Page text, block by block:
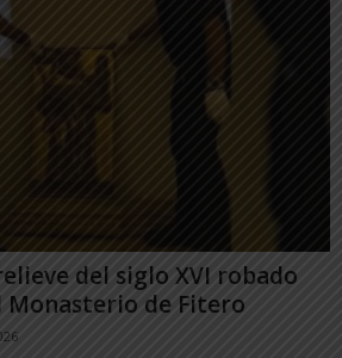
del siglo XVI robado
Monasterio de Fitero